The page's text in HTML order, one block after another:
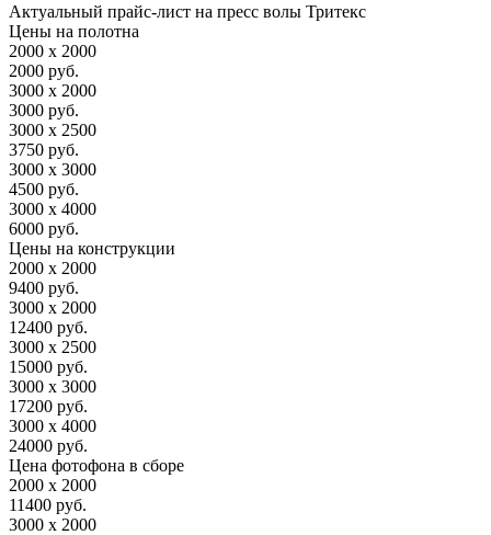
Актуальный прайс-лист на пресс волы Тритекс
Цены на полотна
2000 х 2000
2000 руб.
3000 х 2000
3000 руб.
3000 х 2500
3750 руб.
3000 х 3000
4500 руб.
3000 х 4000
6000 руб.
Цены на конструкции
2000 х 2000
9400 руб.
3000 х 2000
12400 руб.
3000 х 2500
15000 руб.
3000 х 3000
17200 руб.
3000 х 4000
24000 руб.
Цена фотофона в сборе
2000 х 2000
11400 руб.
3000 х 2000